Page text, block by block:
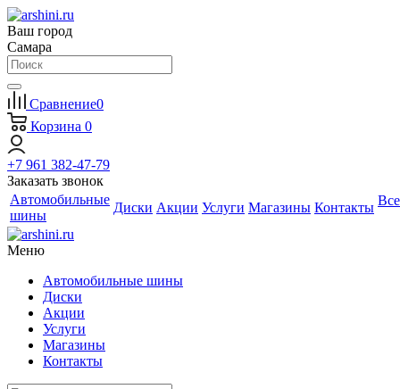
Ваш город
Самара
Сравнение0
Корзина 0
+7 961 382-47-79
Заказать звонок
Автомобильные
шины
Диски Акции Услуги Магазины Контакты Все
Меню
Автомобильные шины
Диски
Акции
Услуги
Магазины
Контакты